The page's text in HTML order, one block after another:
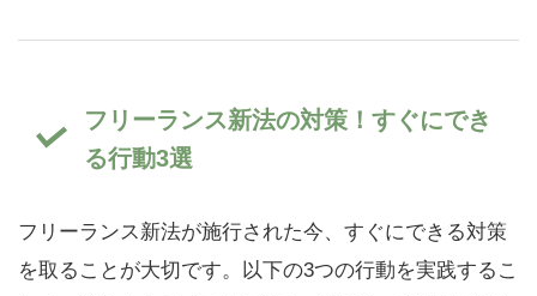
フリーランス新法の対策！すぐにでき
る行動3選
フリーランス新法が施行された今、すぐにできる対策
を取ることが大切です。以下の3つの行動を実践するこ